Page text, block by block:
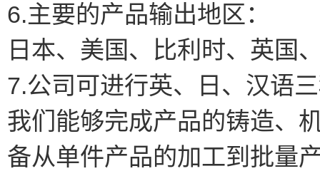
6.主要的产品输出地区：
日本、美国、比利时、英国
7.公司可进行英、日、汉语
我们能够完成产品的铸造、
备从单件产品的加工到批量